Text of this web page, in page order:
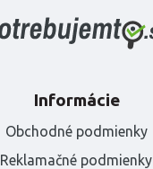
Informácie
Obchodné podmienky
Reklamačné podmienky